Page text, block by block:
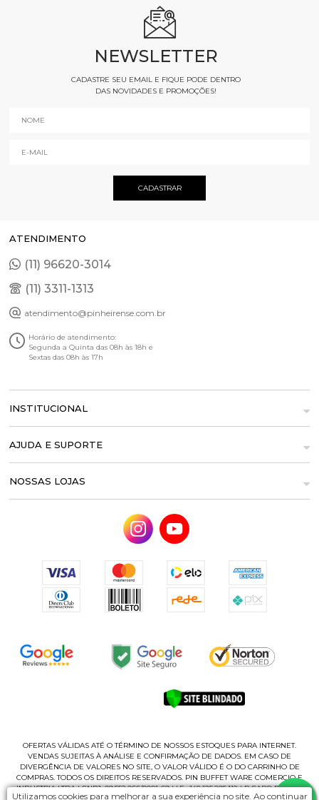
NEWSLETTER
CADASTRE SEU EMAIL E FIQUE PODE DENTRO
DAS NOVIDADES E PROMOÇÕES!
ATENDIMENTO
(11) 96620-3014
(11) 3311-1313
atendimento@pinheirense.com.br
Horário de atendimento:
Segunda a Quinta das 08h às 18h e
Sextas das 08h às 17h
INSTITUCIONAL
AJUDA E SUPORTE
NOSSAS LOJAS
OFERTAS VÁLIDAS ATÉ O TÉRMINO DE NOSSOS ESTOQUES PARA INTERNET.
VENDAS SUJEITAS À ANÁLISE E CONFIRMAÇÃO DE DADOS. EM CASO DE
DIVERGÊNCIA DE VALORES NO SITE, O VALOR VÁLIDO É O DO CARRINHO DE
COMPRAS. TODOS OS DIREITOS RESERVADOS. PIN BUFFET WARE COMERCIO E
INDUSTRIA LTDA | CNPJ: 09.552.066/0001-69 | I.E.: 148.125.295.112 | R CABO ROMEU
Utilizamos cookies para melhorar a sua experiência no site. Ao continuar